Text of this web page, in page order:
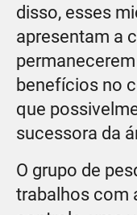
disso, esses
apresentam a
benefícios no
que
sucessora da
O grupo de
trabalhos com